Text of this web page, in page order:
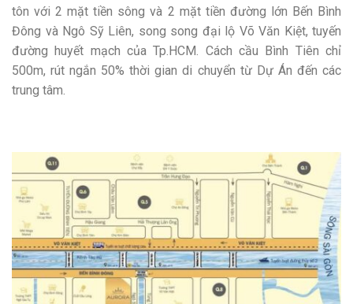
tôn với 2 mặt tiền sông và 2 mặt tiền đường lớn Bến Bình
Đông và Ngô Sỹ Liên, song song đại lộ Võ Văn Kiệt, tuyến
đường huyết mạch của Tp.HCM. Cách cầu Bình Tiên chỉ
500m, rút ngắn 50% thời gian di chuyển từ Dự Án đến các
trung tâm.